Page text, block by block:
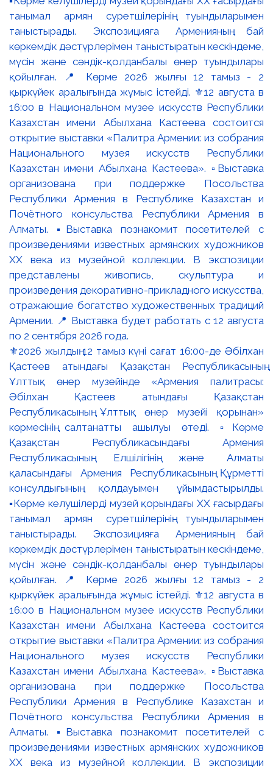
⚜️2026 жылдың 12 тамыз күні сағат 16:00-де Әбілхан
Қастеев атындағы Қазақстан Республикасының
Ұлттық өнер музейінде «Армения палитрасы:
Әбілхан Қастеев атындағы Қазақстан
Республикасының Ұлттық өнер музейі қорынан»
көрмесінің салтанатты ашылуы өтеді. ▫️Көрме
Қазақстан Республикасындағы Армения
Республикасының Елшілігінің және Алматы
қаласындағы Армения Республикасының Құрметті
консулдығының қолдауымен ұйымдастырылды.
▪️Көрме келушілерді музей қорындағы ХХ ғасырдағы
танымал армян суретшілерінің туындыларымен
таныстырады. Экспозицияға Арменияның бай
көркемдік дәстүрлерімен таныстыратын кескіндеме,
мүсін және сәндік-қолданбалы өнер туындылары
қойылған. 📍 Көрме 2026 жылғы 12 тамыз - 2
қыркүйек аралығында жұмыс істейді. ⚜️12 августа в
16:00 в Национальном музее искусств Республики
Казахстан имени Абылхана Кастеева состоится
открытие выставки «Палитра Армении: из собрания
Национального музея искусств Республики
Казахстан имени Абылхана Кастеева». ▫️Выставка
организована при поддержке Посольства
Республики Армения в Республике Казахстан и
Почётного консульства Республики Армения в
Алматы. ▪️Выставка познакомит посетителей с
произведениями известных армянских художников
XX века из музейной коллекции. В экспозиции